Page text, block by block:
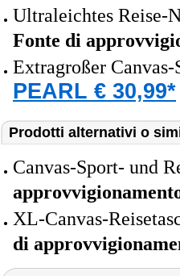
Ultraleichtes Reise-
Fonte di
Extragroßer
PEARL € 30,99*
Prodotti alternativi o
Canvas-Sport- und
XL-Canvas-
di